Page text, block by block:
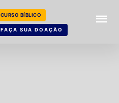
CURSO BÍBLICO
FAÇA SUA DOAÇÃO